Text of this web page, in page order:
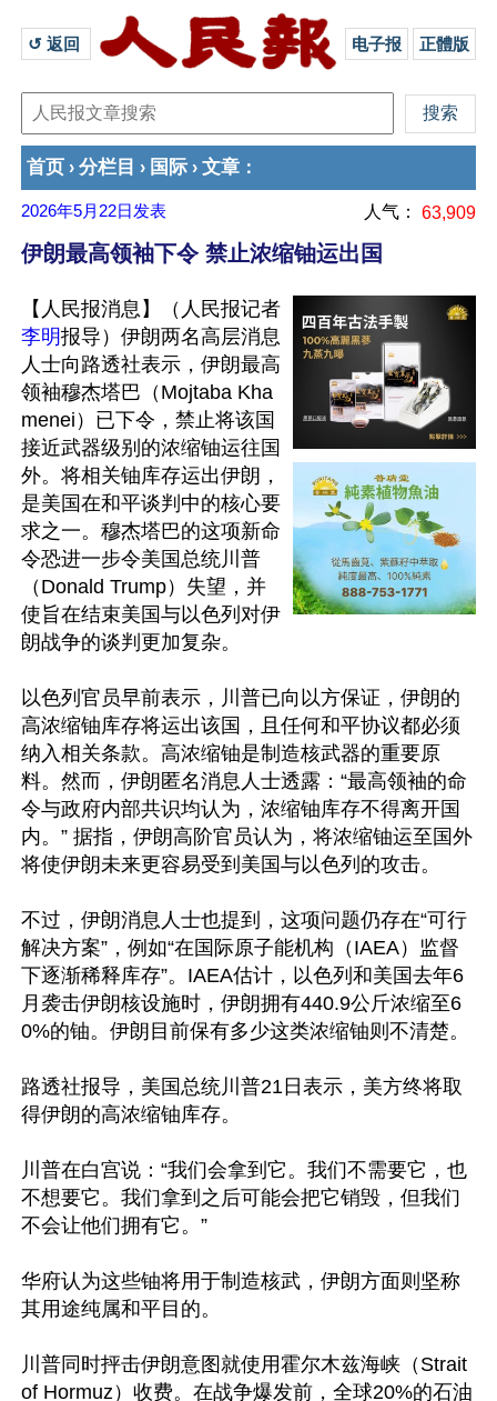
↺ 返回 电子报 正體版
首页 › 分栏目 › 国际 › 文章 ：
2026年5月22日 发表 人气： 63,909
伊朗最高领袖下令 禁止浓缩铀运出国
【人民报消息】（人民报记者
李明报导）伊朗两名高层消息
人士向路透社表示，伊朗最高
领袖穆杰塔巴（Mojtaba Kha
menei）已下令，禁止将该国
接近武器级别的浓缩铀运往国
外。将相关铀库存运出伊朗，
是美国在和平谈判中的核心要
求之一。穆杰塔巴的这项新命
令恐进一步令美国总统川普
（Donald Trump）失望，并
使旨在结束美国与以色列对伊
朗战争的谈判更加复杂。
以色列官员早前表示，川普已向以方保证，伊朗的
高浓缩铀库存将运出该国，且任何和平协议都必须
纳入相关条款。高浓缩铀是制造核武器的重要原
料。然而，伊朗匿名消息人士透露：“最高领袖的命
令与政府内部共识均认为，浓缩铀库存不得离开国
内。” 据指，伊朗高阶官员认为，将浓缩铀运至国外
将使伊朗未来更容易受到美国与以色列的攻击。
不过，伊朗消息人士也提到，这项问题仍存在“可行
解决方案”，例如“在国际原子能机构（IAEA）监督
下逐渐稀释库存”。IAEA估计，以色列和美国去年6
月袭击伊朗核设施时，伊朗拥有440.9公斤浓缩至6
0%的铀。伊朗目前保有多少这类浓缩铀则不清楚。
路透社报导，美国总统川普21日表示，美方终将取
得伊朗的高浓缩铀库存。
川普在白宫说：“我们会拿到它。我们不需要它，也
不想要它。我们拿到之后可能会把它销毁，但我们
不会让他们拥有它。”
华府认为这些铀将用于制造核武，伊朗方面则坚称
其用途纯属和平目的。
川普同时抨击伊朗意图就使用霍尔木兹海峡（Strait
of Hormuz）收费。在战争爆发前，全球20%的石油